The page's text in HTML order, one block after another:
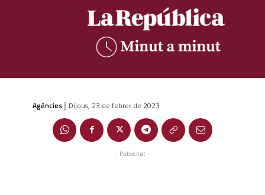
Agències | Dijous, 23 de febrer de 2023
- Publicitat -